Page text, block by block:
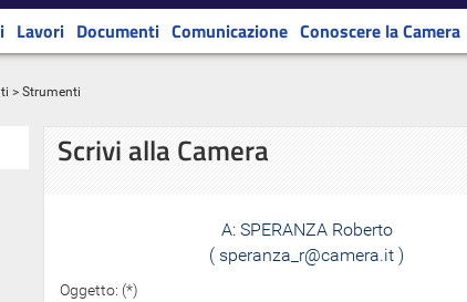
Lavori Documenti Comunicazione Conoscere la Camera
> Strumenti
Scrivi alla Camera
A: SPERANZA Roberto
( speranza_r@camera.it )
Oggetto: (*)